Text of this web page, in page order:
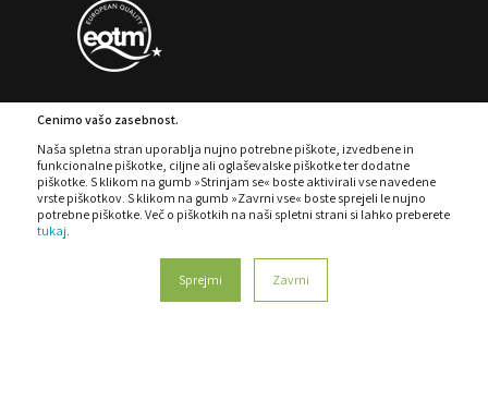
Cenimo vašo zasebnost.
Naša spletna stran uporablja nujno potrebne piškote, izvedbene in
funkcionalne piškotke, ciljne ali oglaševalske piškotke ter dodatne
piškotke. S klikom na gumb »Strinjam se« boste aktivirali vse navedene
vrste piškotkov. S klikom na gumb »Zavrni vse« boste sprejeli le nujno
potrebne piškotke. Več o piškotkih na naši spletni strani si lahko preberete
tukaj.
Sprejmi Zavrni
PIŠKOTKI
POLITIKA ZASEBNOSTI
POLITIKA SISTEMA VODENJA
REKLAMACIJE